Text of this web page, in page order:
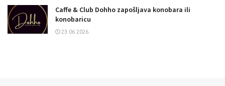
Caffe & Club Dohho zapošljava konobara ili
konobaricu
23.06.2026.